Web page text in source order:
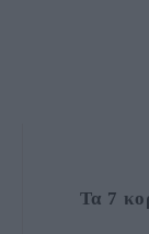
Τα 7